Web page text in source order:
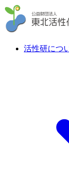
活性研につ